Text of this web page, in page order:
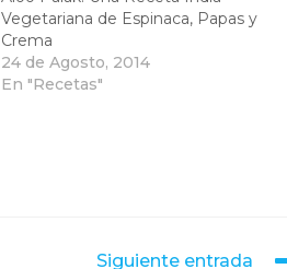
Vegetariana de Espinaca, Papas y
Crema
24 de Agosto, 2014
En "Recetas"
Siguiente entrada